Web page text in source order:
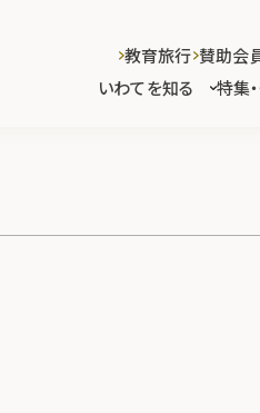
いわてを知る 特集
教育旅行 賛助会